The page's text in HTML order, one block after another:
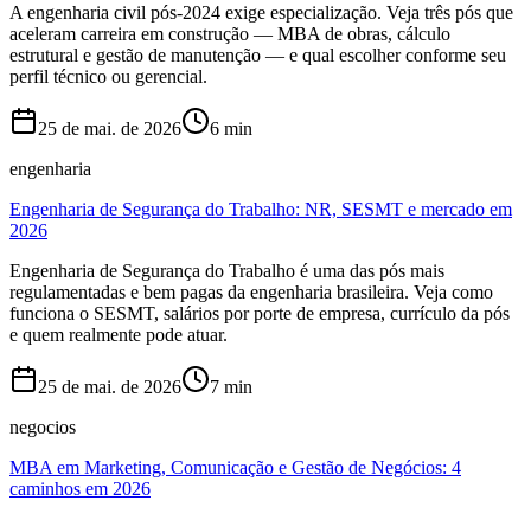
A engenharia civil pós-2024 exige especialização. Veja três pós que
aceleram carreira em construção — MBA de obras, cálculo
estrutural e gestão de manutenção — e qual escolher conforme seu
perfil técnico ou gerencial.
25 de mai. de 2026 6 min
engenharia
Engenharia de Segurança do Trabalho: NR, SESMT e mercado em
2026
Engenharia de Segurança do Trabalho é uma das pós mais
regulamentadas e bem pagas da engenharia brasileira. Veja como
funciona o SESMT, salários por porte de empresa, currículo da pós
e quem realmente pode atuar.
25 de mai. de 2026 7 min
negocios
MBA em Marketing, Comunicação e Gestão de Negócios: 4
caminhos em 2026